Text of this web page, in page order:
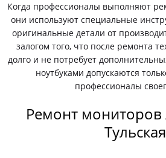
Когда профессионалы выполняют
они используют специальные
оригинальные детали от
залогом того, что после ремонта
долго и не потребует
ноутбуками допускаются
профессионалы
Ремонт мониторов
Тульская